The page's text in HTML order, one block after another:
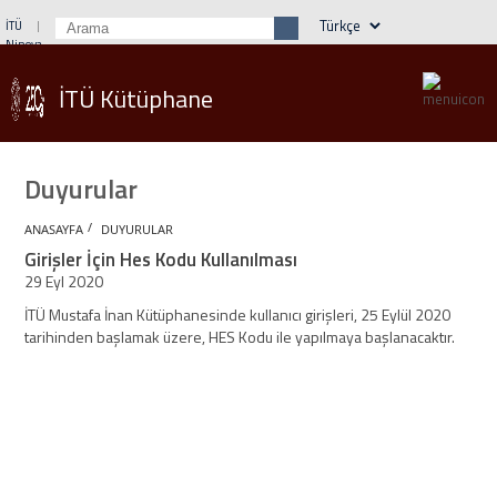
İTÜ
Ninova
İTÜ Kütüphane
Duyurular
ANASAYFA / DUYURULAR
Girişler İçin Hes Kodu Kullanılması
29 Eyl 2020
İTÜ Mustafa İnan Kütüphanesinde kullanıcı girişleri, 25 Eylül 2020
tarihinden başlamak üzere, HES Kodu ile yapılmaya başlanacaktır.